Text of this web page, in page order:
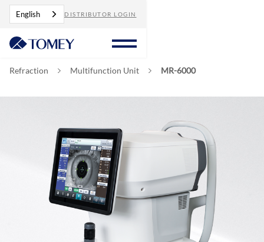
English DISTRIBUTOR LOGIN
Refraction Multifunction Unit MR-6000